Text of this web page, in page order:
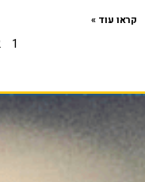
קראו עוד »
1